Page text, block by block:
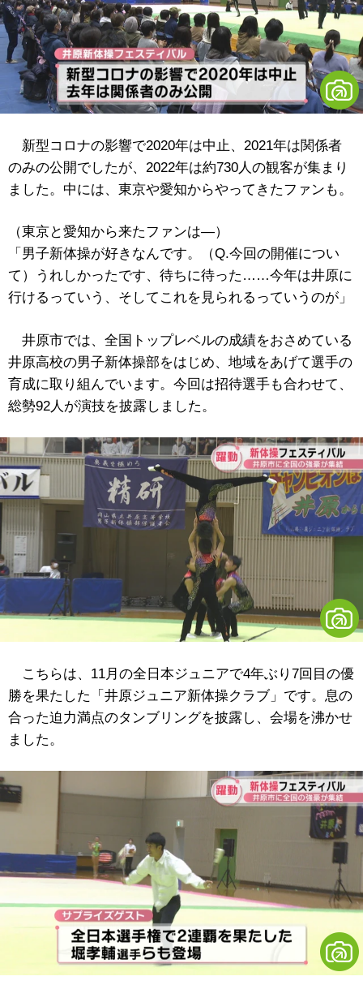
新型コロナの影響で2020年は中止、2021年は関係者
のみの公開でしたが、2022年は約730人の観客が集まり
ました。中には、東京や愛知からやってきたファンも。
（東京と愛知から来たファンは―）
「男子新体操が好きなんです。（Q.今回の開催につい
て）うれしかったです、待ちに待った……今年は井原に
行けるっていう、そしてこれを見られるっていうのが」
井原市では、全国トップレベルの成績をおさめている
井原高校の男子新体操部をはじめ、地域をあげて選手の
育成に取り組んでいます。今回は招待選手も合わせて、
総勢92人が演技を披露しました。
こちらは、11月の全日本ジュニアで4年ぶり7回目の優
勝を果たした「井原ジュニア新体操クラブ」です。息の
合った迫力満点のタンブリングを披露し、会場を沸かせ
ました。